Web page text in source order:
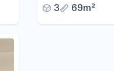
3
69m²